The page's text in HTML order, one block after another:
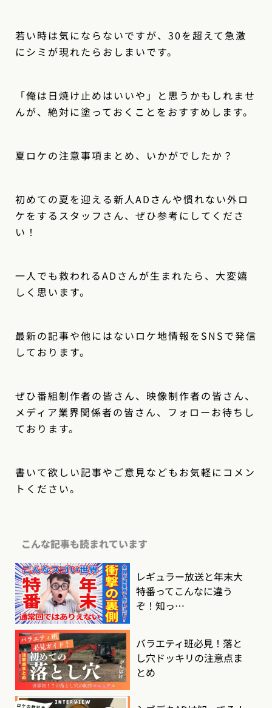
若い時は気にならないですが、30を超えて急激
にシミが現れたらおしまいです。
「俺は日焼け止めはいいや」と思うかもしれませ
んが、絶対に塗っておくことをおすすめします。
夏ロケの注意事項まとめ、いかがでしたか？
初めての夏を迎える新人ADさんや慣れない外ロ
ケをするスタッフさん、ぜひ参考にしてくださ
い！
一人でも救われるADさんが生まれたら、大変嬉
しく思います。
最新の記事や他にはないロケ地情報をSNSで発信
しております。
ぜひ番組制作者の皆さん、映像制作者の皆さん、
メディア業界関係者の皆さん、フォローお待ちし
ております。
書いて欲しい記事やご意見などもお気軽にコメン
トください。
こんな記事も読まれています
レギュラー放送と年末大
特番ってこんなに違う
ぞ！知っ…
バラエティ班必見！落と
し穴ドッキリの注意点ま
とめ